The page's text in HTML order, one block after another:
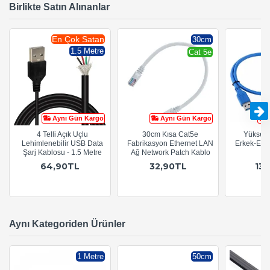
Birlikte Satın Alınanlar
Aynı Gün Kargo
En Çok Satan
1.5 Metre
4 Telli Açık Uçlu
Lehimlenebilir USB Data
Şarj Kablosu - 1.5 Metre
64,90TL
Aynı Gün Kargo
30cm
Cat 5e
30cm Kısa Cat5e
Fabrikasyon Ethernet LAN
Ağ Network Patch Kablo
32,90TL
Yüksek
Erkek-
Aynı Kategoriden Ürünler
1 Metre 50cm